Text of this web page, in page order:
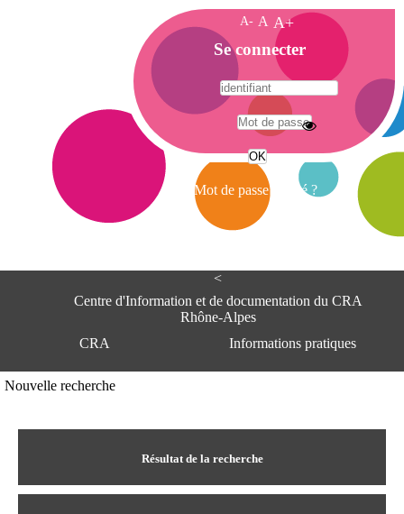
<
Centre d'Information et de documentation du CRA
Rhône-Alpes
CRA
Informations pratiques
Centre Hospitalier le Vinatier
Horaires
Nouvelle recherche
Résultat de la recherche
A- A A+
A
c
c
e
i
Se connecter
Mot de passe oublié ?
A
e
e
n
o
m